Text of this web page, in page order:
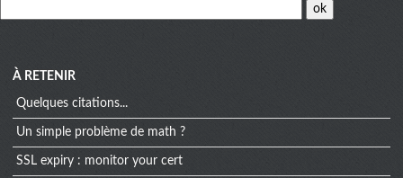
À RETENIR
Quelques citations...
Un simple problème de math ?
SSL expiry : monitor your cert